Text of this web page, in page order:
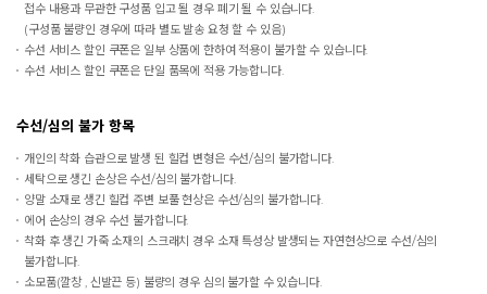
접수 내용과 무관한 구성품 입고 될 경우 폐기 될 수 있습니다.
(구성품 불량인 경우에 따라 별도 발송 요청 할 수 있음)
수선 서비스 할인 쿠폰은 일부 상품에 한하여 적용이 불가할 수 있습니다.
수선 서비스 할인 쿠폰은 단일 품목에 적용 가능합니다.
수선/심의 불가 항목
개인의 착화 습관으로 발생 된 힐컵 변형은 수선/심의 불가합니다.
세탁으로 생긴 손상은 수선/심의 불가합니다.
양말 소재로 생긴 힐컵 주변 보풀 현상은 수선/심의 불가합니다.
에어 손상의 경우 수선 불가합니다.
착화 후 생긴 가죽 소재의 스크래치 경우 소재 특성상 발생되는 자연현상으로 수선/심의
불가합니다.
소모품(깔창 , 신발끈 등) 불량의 경우 심의 불가할 수 있습니다.